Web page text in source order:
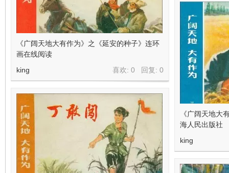
《广阔天地大有作为》之《延安的种子》连环
画在线阅读
喜欢: 0 回复: 0
king
《广阔天地大
海人民出版社
king